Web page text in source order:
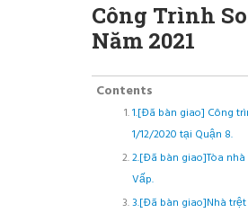
Công Trình
Năm 2021
Contents
1.[Đã bàn giao] Công
1/12/2020 tại Quận 8.
2.[Đã bàn giao]Tòa
Vấp.
3.[Đã bàn giao]Nhà trệt